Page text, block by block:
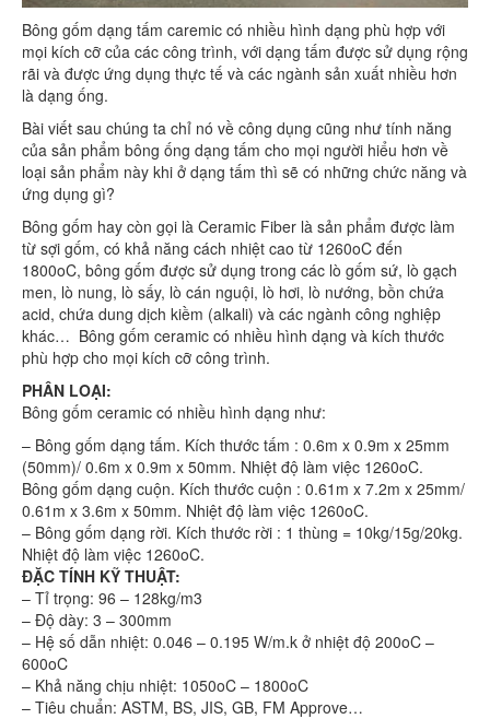
Bông gốm dạng tấm caremic có nhiều hình dạng phù hợp với
mọi kích cỡ của các công trình, với dạng tấm được sử dụng rộng
rãi và được ứng dụng thực tế và các ngành sản xuất nhiều hơn
là dạng ống.
Bài viết sau chúng ta chỉ nó về công dụng cũng như tính năng
của sản phẩm bông ống dạng tấm cho mọi người hiểu hơn về
loại sản phẩm này khi ở dạng tấm thì sẽ có những chức năng và
ứng dụng gì?
Bông gốm hay còn gọi là Ceramic Fiber là sản phẩm được làm
từ sợi gốm, có khả năng cách nhiệt cao từ 1260oC đến
1800oC, bông gốm được sử dụng trong các lò gốm sứ, lò gạch
men, lò nung, lò sấy, lò cán nguội, lò hơi, lò nướng, bồn chứa
acid, chứa dung dịch kiềm (alkali) và các ngành công nghiệp
khác… Bông gốm ceramic có nhiều hình dạng và kích thước
phù hợp cho mọi kích cỡ công trình.
PHÂN LOẠI:
Bông gốm ceramic có nhiều hình dạng như:
– Bông gốm dạng tấm. Kích thước tấm : 0.6m x 0.9m x 25mm
(50mm)/ 0.6m x 0.9m x 50mm. Nhiệt độ làm việc 1260oC.
Bông gốm dạng cuộn. Kích thước cuộn : 0.61m x 7.2m x 25mm/
0.61m x 3.6m x 50mm. Nhiệt độ làm việc 1260oC.
– Bông gốm dạng rời. Kích thước rời : 1 thùng = 10kg/15g/20kg.
Nhiệt độ làm việc 1260oC.
ĐẶC TÍNH KỸ THUẬT:
– Tỉ trọng: 96 – 128kg/m3
– Độ dày: 3 – 300mm
– Hệ số dẫn nhiệt: 0.046 – 0.195 W/m.k ở nhiệt độ 200oC –
600oC
– Khả năng chịu nhiệt: 1050oC – 1800oC
– Tiêu chuẩn: ASTM, BS, JIS, GB, FM Approve…